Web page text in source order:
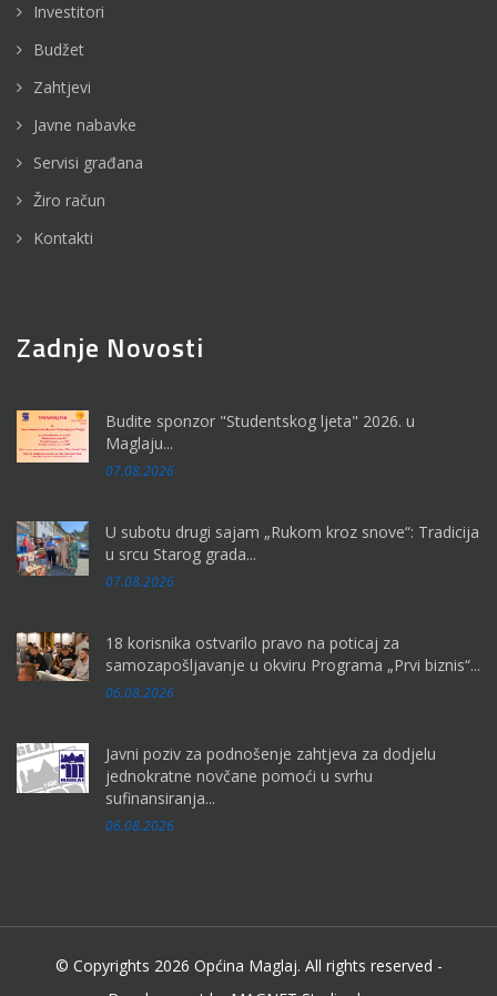
Investitori
Budžet
Zahtjevi
Javne nabavke
Servisi građana
Žiro račun
Kontakti
Zadnje Novosti
Budite sponzor "Studentskog ljeta" 2026. u
Maglaju...
07.08.2026
U subotu drugi sajam „Rukom kroz snove“: Tradicija
u srcu Starog grada...
07.08.2026
18 korisnika ostvarilo pravo na poticaj za
samozapošljavanje u okviru Programa „Prvi biznis“...
06.08.2026
Javni poziv za podnošenje zahtjeva za dodjelu
jednokratne novčane pomoći u svrhu
sufinansiranja...
06.08.2026
© Copyrights 2026 Općina Maglaj. All rights reserved -